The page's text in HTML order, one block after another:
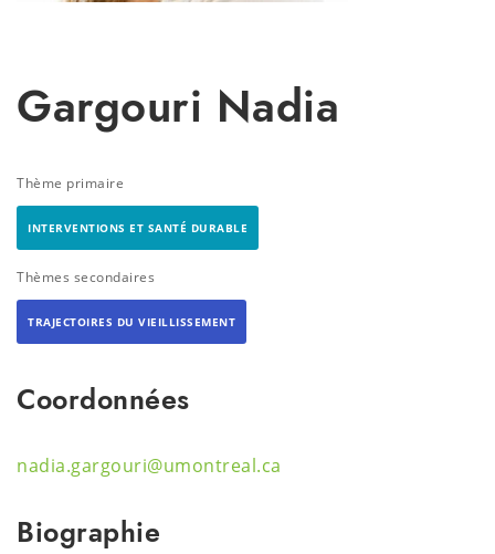
Gargouri Nadia
Thème primaire
INTERVENTIONS ET SANTÉ DURABLE
Thèmes secondaires
TRAJECTOIRES DU VIEILLISSEMENT
Coordonnées
nadia.gargouri@umontreal.ca
Biographie